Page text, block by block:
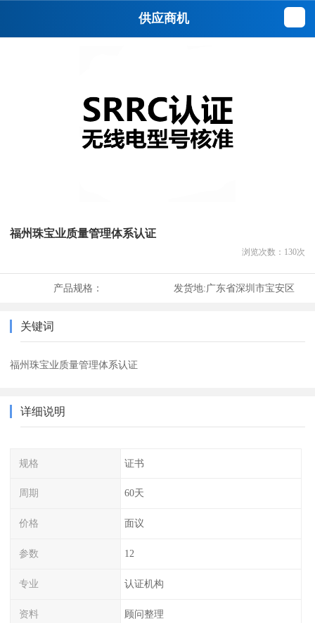
供应商机
福州珠宝业质量管理体系认证
浏览次数： 130次
产品规格： 发货地:广东省深圳市宝安区
关键词
福州珠宝业质量管理体系认证
详细说明
规格 证书
周期 60天
价格 面议
参数 12
专业 认证机构
资料 顾问整理